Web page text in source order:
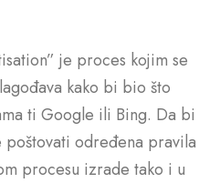
je proces kojim se
kako bi bio što
ti Google ili Bing. Da bi
određena pravila
procesu izrade tako i u